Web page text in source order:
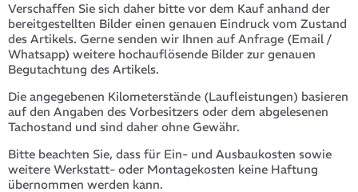
Verschaffen Sie sich daher bitte vor dem Kauf anhand der
bereitgestellten Bilder einen genauen Eindruck vom Zustand
des Artikels. Gerne senden wir Ihnen auf Anfrage (Email /
Whatsapp) weitere hochauflösende Bilder zur genauen
Begutachtung des Artikels.
Die angegebenen Kilometerstände (Laufleistungen) basieren
auf den Angaben des Vorbesitzers oder dem abgelesenen
Tachostand und sind daher ohne Gewähr.
Bitte beachten Sie, dass für Ein- und Ausbaukosten sowie
weitere Werkstatt- oder Montagekosten keine Haftung
übernommen werden kann.